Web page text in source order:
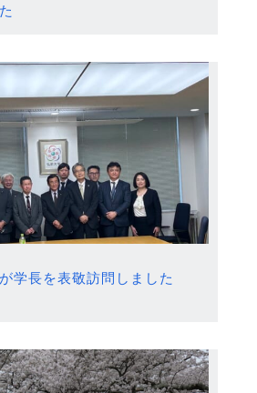
学長を表敬訪問しました